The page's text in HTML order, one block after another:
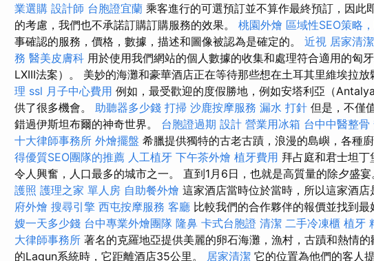
業選購 設計師 台胞證宜蘭 乘客進行的可選預訂並不算作最終預訂，因此
的考慮，我們也不承諾訂購訂購服務的效果。 桃園外燴 區域性SEO策略
事確認的服務，價格，數據，描述和圖像被認為是確定的。 近視 居家清
務 醫美皮膚科 用於使用我們網站的個人數據的收集和處理符合適用的匈
LXIII法案）。 美妙的海灘和豪華酒店正在等待那些想在土耳其里維埃拉放
理 ssl 月子中心費用 例如，最受歡迎的度假勝地，例如安塔利亞（
供了很多機會。 助聽器多少錢 打掃 沙鹿按摩服務 漏水 打針 但是，不僅
錯過伊斯坦布爾的神奇世界。 台胞證過期 設計 營業用冰箱 台中中醫整骨
十大律師事務所 外燴擺盤 希臘提供獨特的古老古蹟，浪漫的島嶼，各種
得優質SEO團隊的推薦 人工植牙 下午茶外燴 植牙費用 拜占庭和君士坦
令人興奮，人口最多的城市之一。 直到1月6日，也就是高質量的除夕盛宴
護照 護理之家 單人房 自助餐外燴 這家酒店當時位於當時，所以這家酒店
府外燴 搜尋引擎 西屯按摩服務 客廳 比較我們的合作夥伴的報價並找到最
嫂一天多少錢 台中專業外燴團隊 隆鼻 卡式台胞證 清潔 二手冷凍櫃 植牙
大律師事務所 著名的克羅地亞提供美麗的卵石海灘，漁村，古蹟和熱情
的Lagun系統時，它距離酒店35公里。 居家清潔 它的位置為他們的客人